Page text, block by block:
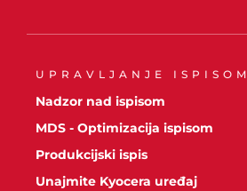
UPRAVLJANJE ISPISOM
Nadzor nad ispisom
MDS - Optimizacija ispisom
Produkcijski ispis
Unajmite Kyocera uređaj